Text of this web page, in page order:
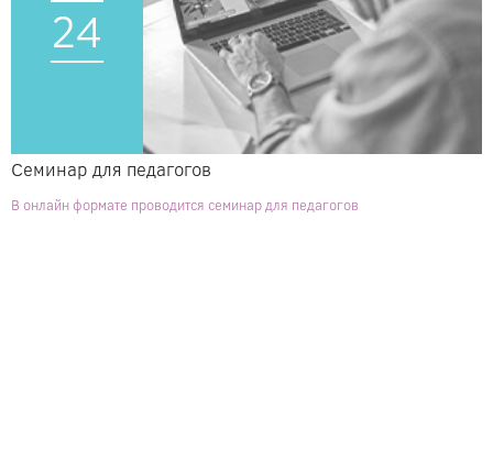
24
Семинар для педагогов
В онлайн формате проводится семинар для педагогов